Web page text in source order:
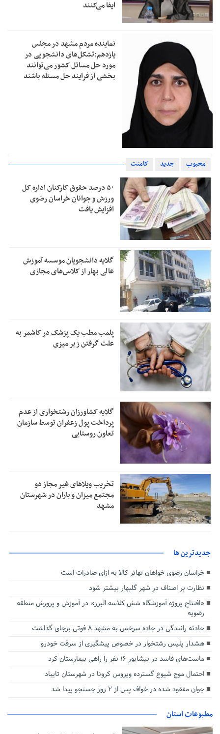
ایفا می‌کنند
نماینده مردم مشهد در مجلس
یازدهم:تشکل‌های دانشجویی در
مورد حل مسائل کشور می‌توانند
بخشی از فرایند حل مسئله باشند
محبوب جدید کامنت
۵۰ درصد حقوق کارکنان اداره کل
ورزش و جوانان خراسان رضوی
افزایش یافت
گلایه دانشجویان موسسه آموزش
عالی بهار از کلاس‌های مجازی
پلمب مطب یک پزشک در کاشمر به
علت گرفتن زیر میزی
گلایه کشاورزان رشتخواری از عدم
پرداخت پول زعفران توسط سازمان
تعاون روستایی
تخریب ویلاهای غیر مجاز دو
مجتمع میزان و باران در شهرستان
مشهد
جديدترين ها
خراسان رضوی خواهان تهاتر کالا به ازای صادرات است
نظارت بر اصناف در شهر گلبهار بیشتر شود
«افتتاح پروژه آموزشگاه شش کلاسه البرز» در آموزش و پرورش منطقه
رضویه
حادثه رانندگی در جاده سرخس به مشهد ۸ فوتی برجای گذاشت
هشدار پلیس رشتخوار در خصوص پیشگیری از سرقت خودرو
ماست‌های فاسد در نیشابور ۱۶ نفر را راهی بیمارستان کرد
احتمال موج شیوع گسترده ویروس کرونا در شهرستان تایباد
جوان مفقود شده در خواف پس از ۲ روز جستجو پیدا شد
مطبوعات استان